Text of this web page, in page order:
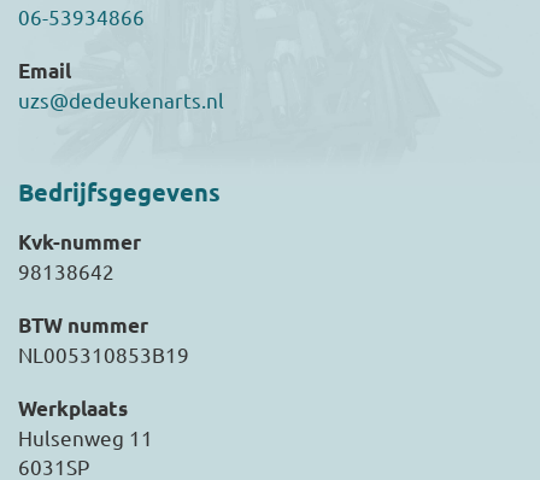
06-53934866
Email
uzs@dedeukenarts.nl
Bedrijfsgegevens
Kvk-nummer
98138642
BTW nummer
NL005310853B19
Werkplaats
Hulsenweg 11
6031SP